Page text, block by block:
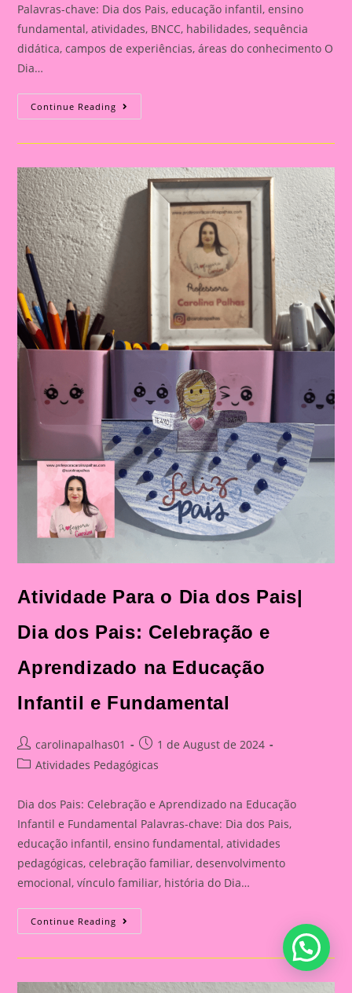
Palavras-chave: Dia dos Pais, educação infantil, ensino
fundamental, atividades, BNCC, habilidades, sequência
didática, campos de experiências, áreas do conhecimento O
Dia…
Continue Reading Cartão
Lembrança
Pais
|
Dia
Dos
Pais:
Celebrando
A
Importância
Figura
Atividade Para o Dia dos Pais|
Dia dos Pais: Celebração e
Aprendizado na Educação
Infantil e Fundamental
Post
author:
carolinapalhas01
Post
published:
1 de August de 2024
PostAtividades Pedagógicas
Dia dos Pais: Celebração e Aprendizado na Educação
Infantil e Fundamental Palavras-chave: Dia dos Pais,
educação infantil, ensino fundamental, atividades
pedagógicas, celebração familiar, desenvolvimento
emocional, vínculo familiar, história do Dia…
Continue Reading Atividade
Para
Dia